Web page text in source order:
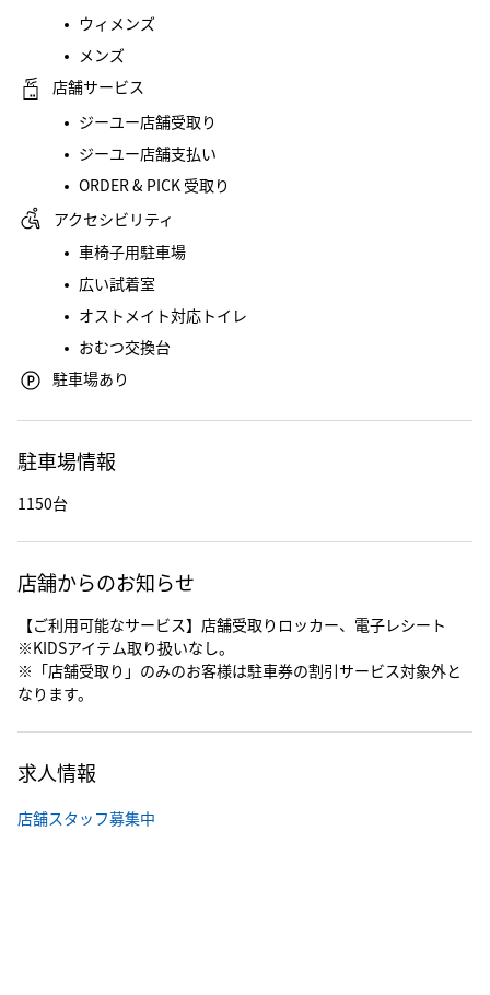
ウィメンズ
メンズ
店舗サービス
ジーユー店舗受取り
ジーユー店舗支払い
ORDER & PICK 受取り
アクセシビリティ
車椅子用駐車場
広い試着室
オストメイト対応トイレ
おむつ交換台
駐車場あり
駐車場情報
1150台
店舗からのお知らせ
【ご利用可能なサービス】店舗受取りロッカー、電子レシート
※KIDSアイテム取り扱いなし。
※「店舗受取り」のみのお客様は駐車券の割引サービス対象外と
なります。
求人情報
店舗スタッフ募集中